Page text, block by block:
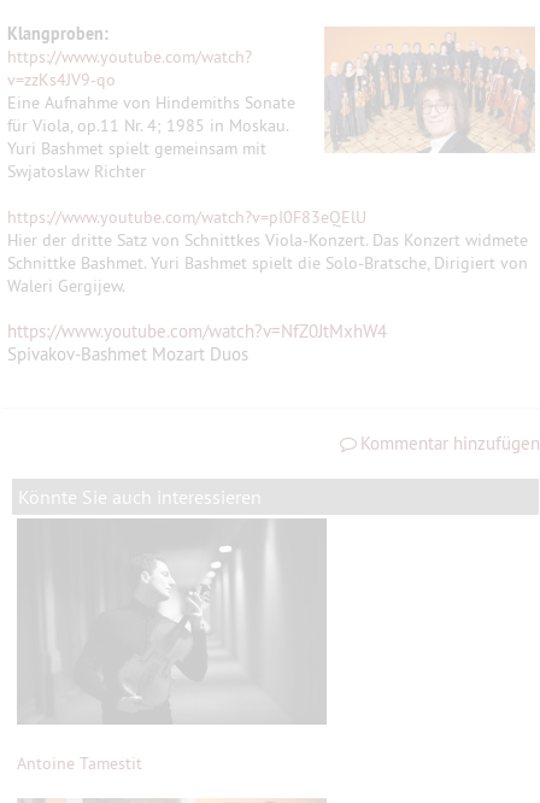
Klangproben:
https://www.youtube.com/watch?
v=zzKs4JV9-qo
Eine Aufnahme von Hindemiths Sonate
für Viola, op.11 Nr. 4; 1985 in Moskau.
Yuri Bashmet spielt gemeinsam mit
Swjatoslaw Richter
https://www.youtube.com/watch?v=pI0F83eQElU
Hier der dritte Satz von Schnittkes Viola-Konzert. Das Konzert widmete
Schnittke Bashmet. Yuri Bashmet spielt die Solo-Bratsche, Dirigiert von
Waleri Gergijew.
https://www.youtube.com/watch?v=NfZ0JtMxhW4
Spivakov-Bashmet Mozart Duos
Kommentar hinzufügen
Könnte Sie auch interessieren
Antoine Tamestit